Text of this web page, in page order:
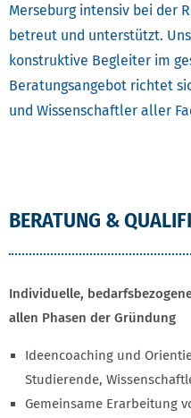
Merseburg intensiv bei der
betreut und unterstützt.
konstruktive Begleiter im
Beratungsangebot richtet
und Wissenschaftler aller
BERATUNG &
BERATUNG &
Individuelle,
allen Phasen der Gründung
Ideencoaching und
Studierende,
Gemeinsame Erarbeitung